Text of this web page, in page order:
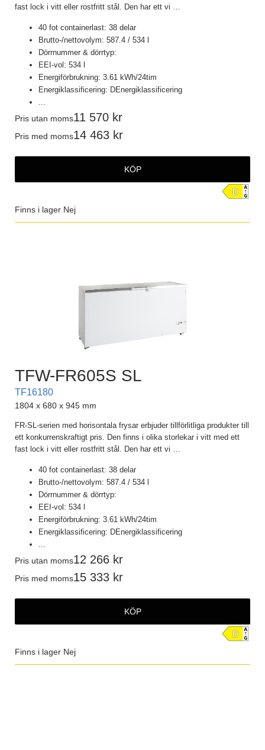
fast lock i vitt eller rostfritt stål. Den har ett vi
40 fot containerlast: 38 delar
Brutto-/nettovolym: 587.4 / 534 l
Dörrnummer & dörrtyp:
EEI-vol: 534 l
Energiförbrukning: 3.61 kWh/24tim
Energiklassificering: DEnergiklassificering
Pris utan moms11 570
Pris med moms14 463
KÖP
Finns i lager Nej
TFW-FR605S SL
TF16180
1804 x 680 x 945 mm
FR-SL-serien med horisontala frysar erbjuder tillförlitliga produkter till
ett konkurrenskraftigt pris. Den finns i olika storlekar i vitt med ett
fast lock i vitt eller rostfritt stål. Den har ett vi …
40 fot containerlast: 38 delar
Brutto-/nettovolym: 587.4 / 534 l
Dörrnummer & dörrtyp:
EEI-vol: 534 l
Energiförbrukning: 3.61 kWh/24tim
Energiklassificering: DEnergiklassificering
...
Pris utan moms12 266
Pris med moms15 333
KÖP
Finns i lager Nej